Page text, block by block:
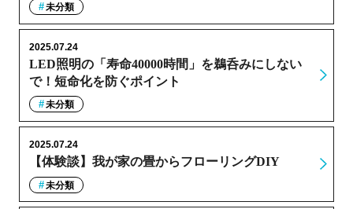
未分類
LED照明の「寿命40000時間」を鵜呑みにしない
で！短命化を防ぐポイント
2025.07.24
未分類
【体験談】我が家の畳からフローリングDIY
2025.07.24
未分類